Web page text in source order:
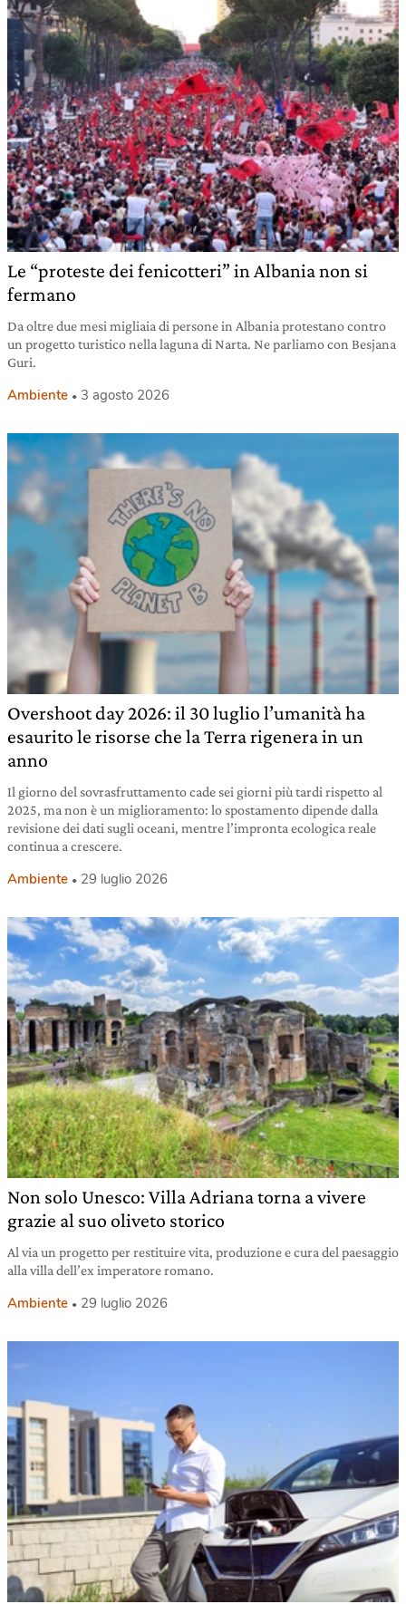
Le “proteste dei fenicotteri” in Albania non si
fermano
Da oltre due mesi migliaia di persone in Albania protestano contro
un progetto turistico nella laguna di Narta. Ne parliamo con Besjana
Guri.
Ambiente 3 agosto 2026
Overshoot day 2026: il 30 luglio l’umanità ha
esaurito le risorse che la Terra rigenera in un
anno
Il giorno del sovrasfruttamento cade sei giorni più tardi rispetto al
2025, ma non è un miglioramento: lo spostamento dipende dalla
revisione dei dati sugli oceani, mentre l’impronta ecologica reale
continua a crescere.
Ambiente 29 luglio 2026
Non solo Unesco: Villa Adriana torna a vivere
grazie al suo oliveto storico
Al via un progetto per restituire vita, produzione e cura del paesaggio
alla villa dell’ex imperatore romano.
Ambiente 29 luglio 2026